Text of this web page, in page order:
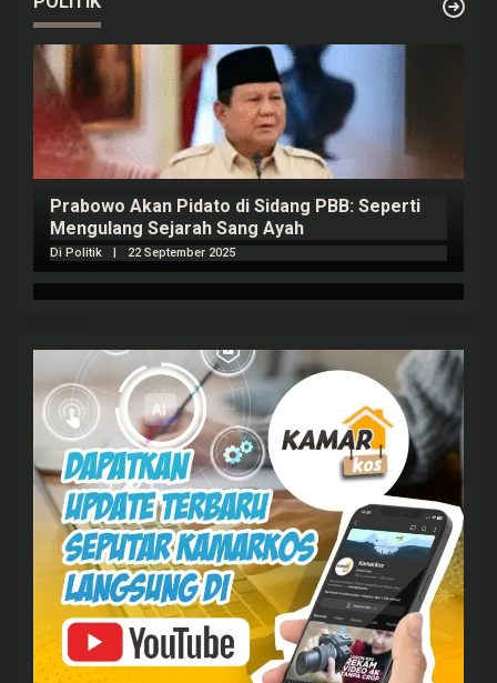
Prabowo Akan Pidato di Sidang PBB: Seperti
Mengulang Sejarah Sang Ayah
Di Politik 22 September 2025